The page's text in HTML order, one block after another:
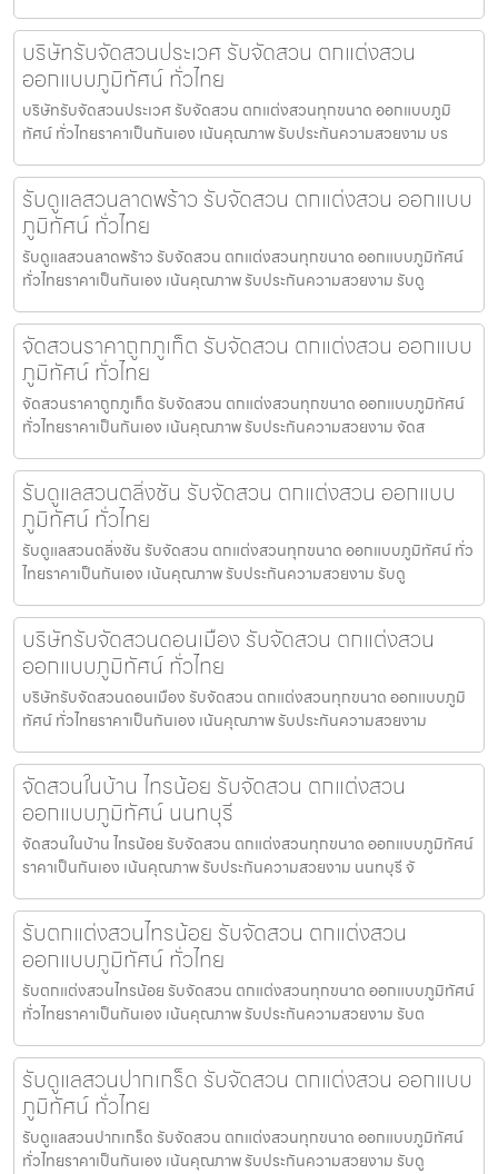
บริษัทรับจัดสวนประเวศ รับจัดสวน ตกแต่งสวน
ออกแบบภูมิทัศน์ ทั่วไทย
บริษัทรับจัดสวนประเวศ รับจัดสวน ตกแต่งสวนทุกขนาด ออกแบบภูมิ
ทัศน์ ทั่วไทยราคาเป็นกันเอง เน้นคุณภาพ รับประกันความสวยงาม บร
รับดูแลสวนลาดพร้าว รับจัดสวน ตกแต่งสวน ออกแบบ
ภูมิทัศน์ ทั่วไทย
รับดูแลสวนลาดพร้าว รับจัดสวน ตกแต่งสวนทุกขนาด ออกแบบภูมิทัศน์
ทั่วไทยราคาเป็นกันเอง เน้นคุณภาพ รับประกันความสวยงาม รับดู
จัดสวนราคาถูกภูเก็ต รับจัดสวน ตกแต่งสวน ออกแบบ
ภูมิทัศน์ ทั่วไทย
จัดสวนราคาถูกภูเก็ต รับจัดสวน ตกแต่งสวนทุกขนาด ออกแบบภูมิทัศน์
ทั่วไทยราคาเป็นกันเอง เน้นคุณภาพ รับประกันความสวยงาม จัดส
รับดูแลสวนตลิ่งชัน รับจัดสวน ตกแต่งสวน ออกแบบ
ภูมิทัศน์ ทั่วไทย
รับดูแลสวนตลิ่งชัน รับจัดสวน ตกแต่งสวนทุกขนาด ออกแบบภูมิทัศน์ ทั่ว
ไทยราคาเป็นกันเอง เน้นคุณภาพ รับประกันความสวยงาม รับดู
บริษัทรับจัดสวนดอนเมือง รับจัดสวน ตกแต่งสวน
ออกแบบภูมิทัศน์ ทั่วไทย
บริษัทรับจัดสวนดอนเมือง รับจัดสวน ตกแต่งสวนทุกขนาด ออกแบบภูมิ
ทัศน์ ทั่วไทยราคาเป็นกันเอง เน้นคุณภาพ รับประกันความสวยงาม
จัดสวนในบ้าน ไทรน้อย รับจัดสวน ตกแต่งสวน
ออกแบบภูมิทัศน์ นนทบุรี
จัดสวนในบ้าน ไทรน้อย รับจัดสวน ตกแต่งสวนทุกขนาด ออกแบบภูมิทัศน์
ราคาเป็นกันเอง เน้นคุณภาพ รับประกันความสวยงาม นนทบุรี จั
รับตกแต่งสวนไทรน้อย รับจัดสวน ตกแต่งสวน
ออกแบบภูมิทัศน์ ทั่วไทย
รับตกแต่งสวนไทรน้อย รับจัดสวน ตกแต่งสวนทุกขนาด ออกแบบภูมิทัศน์
ทั่วไทยราคาเป็นกันเอง เน้นคุณภาพ รับประกันความสวยงาม รับต
รับดูแลสวนปากเกร็ด รับจัดสวน ตกแต่งสวน ออกแบบ
ภูมิทัศน์ ทั่วไทย
รับดูแลสวนปากเกร็ด รับจัดสวน ตกแต่งสวนทุกขนาด ออกแบบภูมิทัศน์
ทั่วไทยราคาเป็นกันเอง เน้นคุณภาพ รับประกันความสวยงาม รับดู